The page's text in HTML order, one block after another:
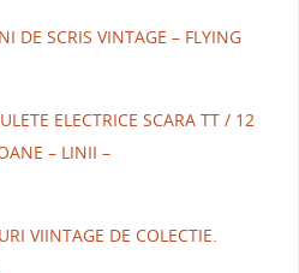
DE SCRIS VINTAGE – FLYING
ELECTRICE SCARA TT / 12
– LINII –
VIINTAGE DE COLECTIE.